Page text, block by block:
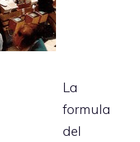
La
formula
del